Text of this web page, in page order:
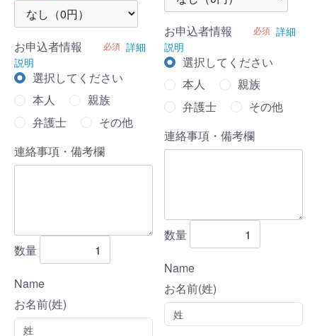
お申込者情報 必須 詳細
説明
選択してください
本人
親族
弁護士
その他
連絡事項・備考欄
数量
Name
お名前(姓)
お申込者情報 必須 詳細
説明
選択してください
本人
親族
弁護士
その他
連絡事項・備考欄
数量
Name
お名前(姓)